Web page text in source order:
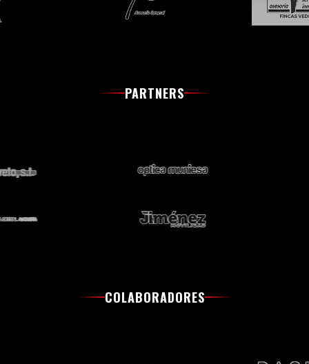
PARTNERS
COLABORADORES